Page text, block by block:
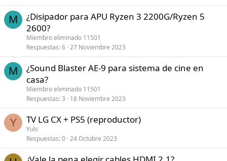
M
¿Disipador para APU Ryzen 3 2200G/Ryzen 5
2600?
Miembro eliminado 11501
Respuestas 6 27 Noviembre 2023
M
¿Sound Blaster AE-9 para sistema de cine en
casa?
Miembro eliminado 11501
Respuestas 3 18 Noviembre 2023
Y TV LG CX + PS5 (reproductor)
Yuls
Respuestas 0 24 Octubre 2023